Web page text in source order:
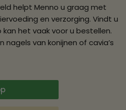
helpt Menno u graag met
en verzorging. Vindt u
het vaak voor u bestellen.
nagels van konijnen of cavia’s